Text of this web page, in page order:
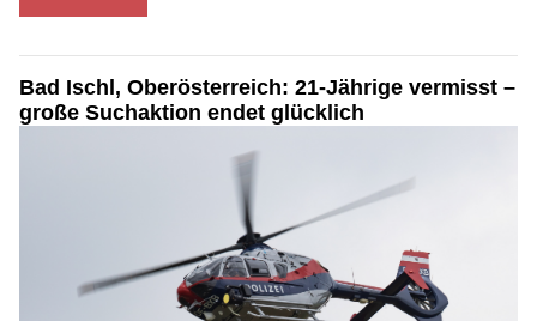
Bad Ischl, Oberösterreich: 21-Jährige vermisst –
große Suchaktion endet glücklich